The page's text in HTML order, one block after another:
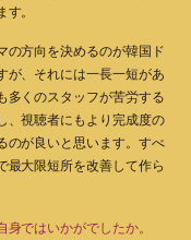
。
の方向を決めるのが韓国ド
が、それには一長一短があ
多くのスタッフが苦労する
、視聴者にもより完成度の
のが良いと思います。すべ
最大限短所を改善して作ら
ではいかがでしたか。